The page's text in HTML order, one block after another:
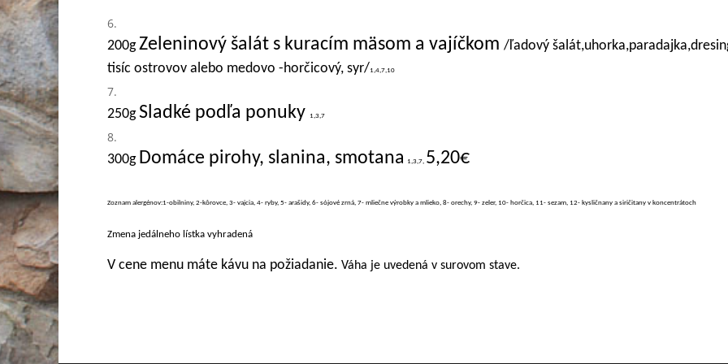
200gZeleninový šalát s kuracím mäsom a vajíčkom /ľadový
tisíc ostrovov alebo medovo -horčicový, syr/1,4,7,10
250g Sladké podľa ponuky 1,3,7
300g Domáce pirohy, slanina, smotana 1,3,7, 5,20€
Zoznam alergénov:1-obilniny, 2-kôrovce, 3- vajcia, 4- ryby, 5- arašidy, 6- sójové zrná, 7- mliečne výrobky a mlieko, 8- orechy, 9- zeler, 10- horčica, 11- sezam, 12- kysličnany a siričitany v koncentrátoch
Zmena jedálneho lístka vyhradená
V cene menu máte kávu na požiadanie. Váha je uvedená v surovom stave.